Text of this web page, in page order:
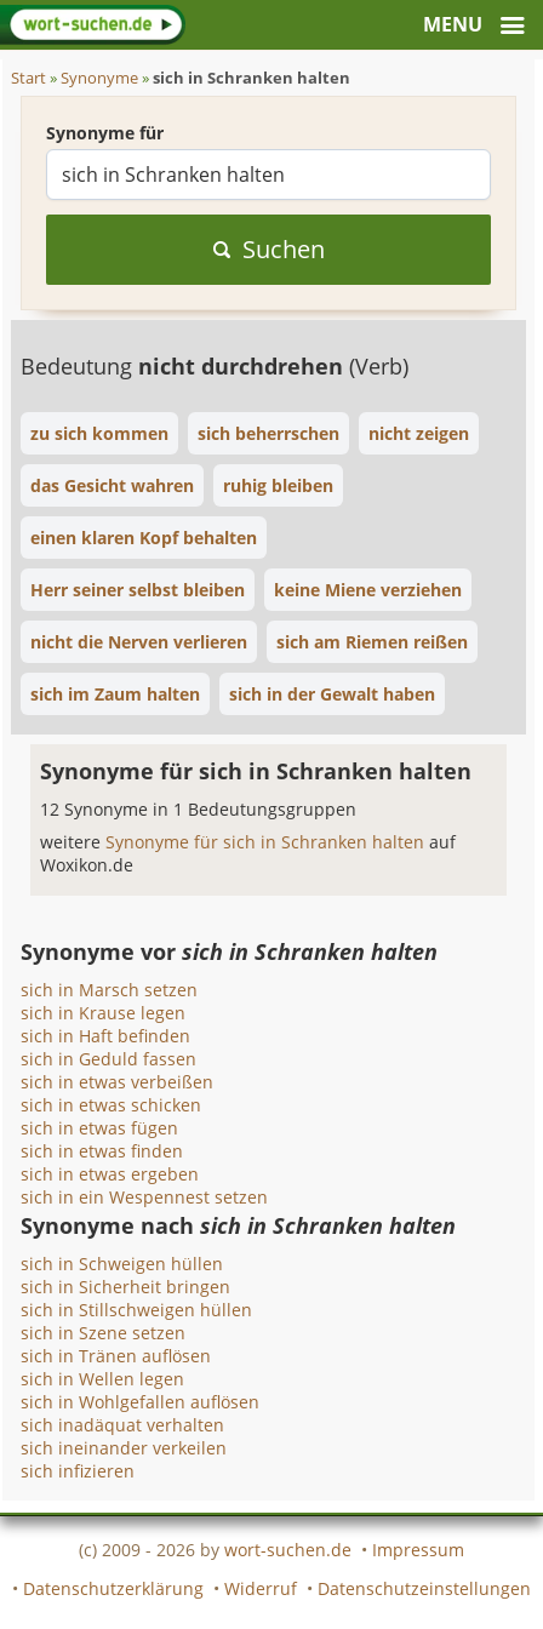
Start»Synonyme»sich in Schranken halten
Synonyme für
Suchen
Bedeutung nicht durchdrehen(Verb)
zu sich kommen sich beherrschen nicht zeigen
das Gesicht wahren ruhig bleiben
einen klaren Kopf behalten
Herr seiner selbst bleiben keine Miene verziehen
nicht die Nerven verlieren sich am Riemen reißen
sich im Zaum halten sich in der Gewalt haben
Synonyme für sich in Schranken halten
12 Synonyme in 1 Bedeutungsgruppen
weitereSynonyme für sich in Schranken haltenauf
Woxikon.de
Synonyme vorsich in Schranken halten
sich in Marsch setzen
sich in Krause legen
sich in Haft befinden
sich in Geduld fassen
sich in etwas verbeißen
sich in etwas schicken
sich in etwas fügen
sich in etwas finden
sich in etwas ergeben
sich in ein Wespennest setzen
Synonyme nachsich in Schranken halten
sich in Schweigen hüllen
sich in Sicherheit bringen
sich in Stillschweigen hüllen
sich in Szene setzen
sich in Tränen auflösen
sich in Wellen legen
sich in Wohlgefallen auflösen
sich inadäquat verhalten
sich ineinander verkeilen
sich infizieren
(c) 2009 - 2026 by wort-suchen.de • Impressum
• Datenschutzerklärung • Widerruf • Datenschutzeinstellungen